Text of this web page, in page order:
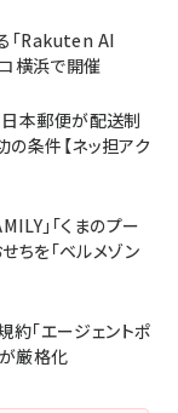
「Rakuten AI
横浜で開催
日本郵便が配送制
条件【ネッ担アク
」「くまのプー
ちを「ベルメゾン
「エージェントポ
厳格化